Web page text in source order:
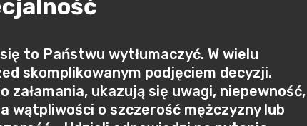
to Państwu wytłumaczyć. W wielu
skomplikowanym podjęciem decyzji.
załamania, ukazują się uwagi, niepewność,
wątpliwości o szczerość mężczyzny lub